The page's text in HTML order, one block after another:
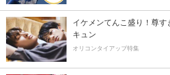
イケメンてんこ盛り！尊
キュン
オリコンタイアップ特集